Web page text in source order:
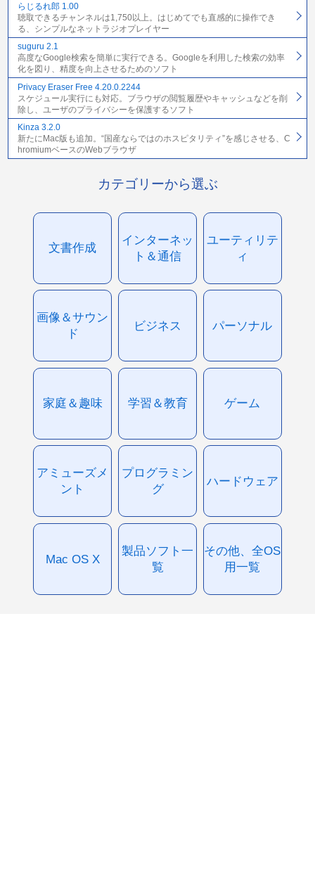
らじるれ郎 1.00
聴取できるチャンネルは1,750以上。はじめてでも直感的に操作でき
る、シンプルなネットラジオプレイヤー
suguru 2.1
高度なGoogle検索を簡単に実行できる。Googleを利用した検索の効率
化を図り、精度を向上させるためのソフト
Privacy Eraser Free 4.20.0.2244
スケジュール実行にも対応。ブラウザの閲覧履歴やキャッシュなどを削
除し、ユーザのプライバシーを保護するソフト
Kinza 3.2.0
新たにMac版も追加。“国産ならではのホスピタリティ”を感じさせる、C
hromiumベースのWebブラウザ
カテゴリーから選ぶ
文書作成
インターネッ
ト＆通信
ユーティリテ
ィ
画像＆サウン
ド
ビジネス パーソナル
家庭＆趣味 学習＆教育 ゲーム
アミューズメ
ント
プログラミン
グ
ハードウェア
Mac OS X
製品ソフト一
覧
その他、全OS
用一覧